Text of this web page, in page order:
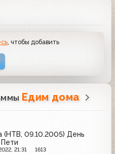
, чтобы добавить
Едим дома
(НТВ, 09.10.2005) День
21:31 1613